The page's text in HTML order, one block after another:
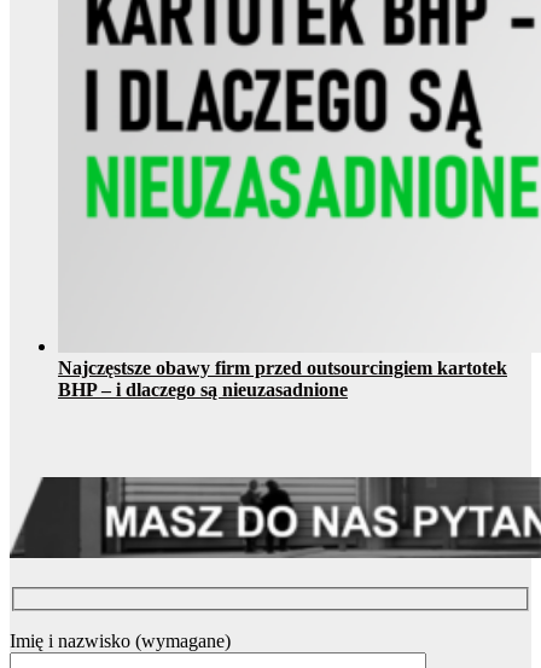
Najczęstsze obawy firm przed outsourcingiem kartotek
BHP – i dlaczego są nieuzasadnione
Imię i nazwisko (wymagane)